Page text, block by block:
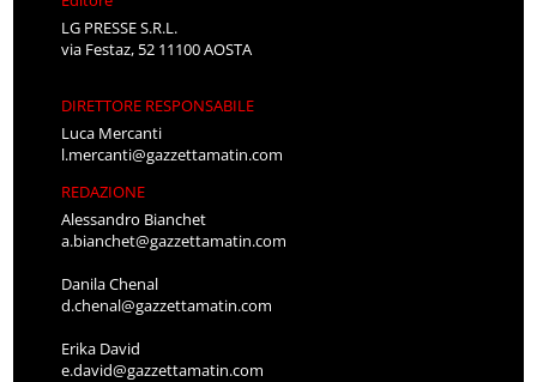
LG PRESSE S.R.L.
via Festaz, 52 11100 AOSTA
DIRETTORE RESPONSABILE
Luca Mercanti
l.mercanti@gazzettamatin.com
REDAZIONE
Alessandro Bianchet
a.bianchet@gazzettamatin.com
Danila Chenal
d.chenal@gazzettamatin.com
Erika David
e.david@gazzettamatin.com